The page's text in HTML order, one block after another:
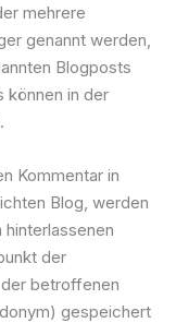
mehrere
genannt werden,
Blogposts
können in der
Kommentar in
Blog, werden
der
betroffenen
gespeichert